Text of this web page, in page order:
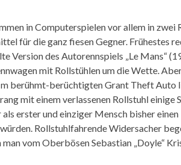
in Computerspielen vor allem in zwei
für die ganz fiesen Gegner. Frühestes
Version des Autorennspiels „Le Mans“
mit Rollstühlen um die Wette.
berühmt-berüchtigten Grant Theft
mit einem verlassenen Rollstuhl einige
erster und einziger Mensch bisher
Rollstuhlfahrende Widersacher
vom Oberbösen Sebastian „Doyle“